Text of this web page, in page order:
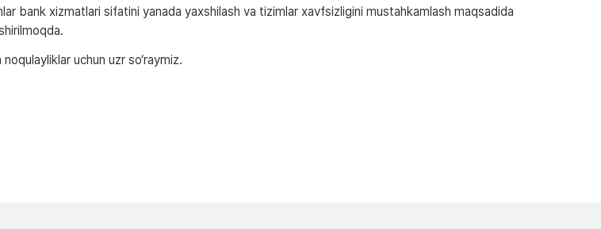
bank xizmatlari sifatini yanada yaxshilash va tizimlar xavfsizligini mustahkamlash maqsadida
noqulayliklar uchun uzr so‘raymiz.